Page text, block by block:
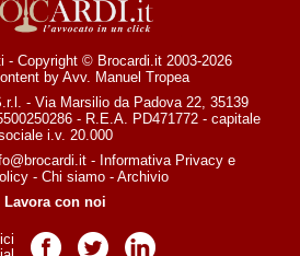
- Copyright © Brocardi.it 2003-2026
by Avv. Manuel Tropea
- Via Marsilio da Padova 22, 35139
- R.E.A. PD471772 - capitale
i.v. 20.000
- Informativa Privacye
- Chi siamo - Archivio
Lavora con noi
Pagina Facebook
Pagina TwitterPagina LinkedIn